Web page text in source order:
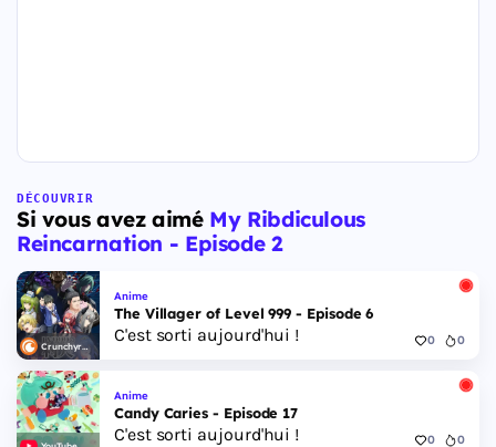
DÉCOUVRIR
Si vous avez aimé My Ribdiculous
Reincarnation - Episode 2
Crunchyroll
Anime
The Villager of Level 999 - Episode 6
C'est sorti aujourd'hui ! 0 0
Anime
Candy Caries - Episode 17
C'est sorti aujourd'hui ! 0 0